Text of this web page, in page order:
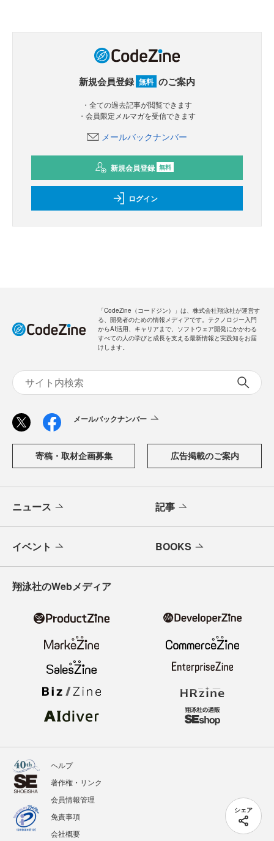
シェア
新規会員登録 無料 のご案内
・全ての過去記事が閲覧できます
・会員限定メルマガを受信できます
メールバックナンバー
新規会員登録 無料
ログイン
「CodeZine（コードジン）」は、株式会社翔泳社が運営す
る、開発者のための情報メディアです。テクノロジー入門
からAI活用、キャリアまで、ソフトウェア開発にかかわる
すべての人の学びと成長を支える最新情報と実践知をお届
けします。
メールバックナンバー
寄稿・取材企画募集 広告掲載のご案内
ニュース 記事
イベント BOOKS
翔泳社のWebメディア
ヘルプ
著作権・リンク
会員情報管理
免責事項
会社概要